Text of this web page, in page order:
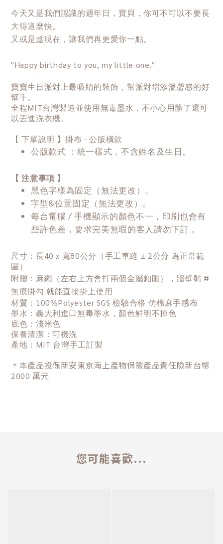
今天又是我們認識的週年日，寶貝，你可不可以不要長
大得這麼快。
又或是趁現在，讓我們再更愛你一點。
"Happy birthday to you, my little one."
寶寶生日派對上最吸睛的裝飾，幫派對增添溫馨感的好
幫手。
全程MIT台灣製造並使用無毒墨水，不小心用髒了還可
以丟進洗衣機。
【 下單說明 】掛布 - 公版橫款
公版款式 ：統一樣式，不含姓名及生日。
【 注意事項 】
黑色字樣為固定（無法更改）。
字型&位置固定（無法更改）。
每台電腦 / 手機顯示的顏色不一，印刷也會有
些許色差，要求完美無瑕的客人請勿下訂 。
尺寸：長40 x 寬80公分（手工車縫 ± 2公分 為正常範
圍）
附贈：麻繩（左右上方會打兩個金屬釦眼），牆壁黏 #
無痕掛勾 就能直接掛上使用
材質：100%Polyester SGS 檢驗合格 仿棉麻手感布
墨水：義大利進口無毒墨水，顏色鮮明不掉色
底色：淺米色
保養清潔：可機洗
產地：MIT 台灣手工訂製
＊ 本產品投保新安東京海上產物保險產品責任險新台幣
2000 萬元
您可能喜歡...